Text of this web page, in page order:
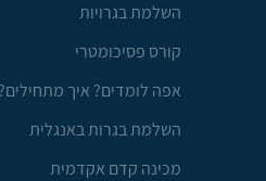
השלמת בגרויות
קורס פסיכומטרי
אפה לומדים? איך מתחילים?
השלמת בגרות באנגלית
מכינה קדם אקדמית